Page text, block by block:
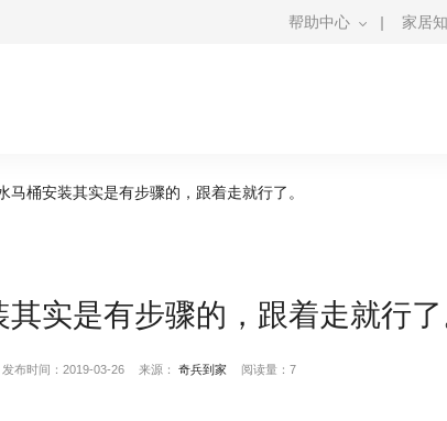
帮助中心 | 家居
马桶安装其实是有步骤的，跟着走就行了。
实是有步骤的，跟着走就行了
发布时间：2019-03-26 来源： 奇兵到家 阅读量：7